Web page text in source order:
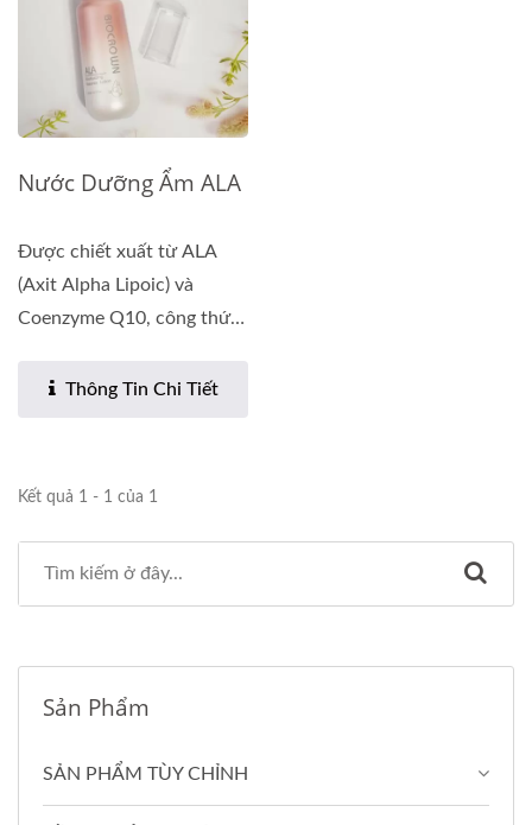
Nước Dưỡng Ẩm ALA
Được chiết xuất từ ALA
(Axit Alpha Lipoic) và
Coenzyme Q10, công thức
Thông Tin Chi Tiết
Kết quả 1 - 1 của 1
Sản Phẩm
SẢN PHẨM TÙY CHỈNH